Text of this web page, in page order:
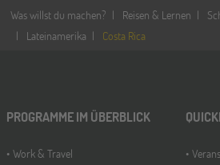
Was willst du machen?
Reisen & Lernen
Lateinamerika
Costa Rica
PROGRAMME IM ÜBERBLICK
Work & Travel